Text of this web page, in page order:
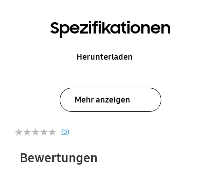
Spezifikationen
Herunterladen
Mehr anzeigen
(0)